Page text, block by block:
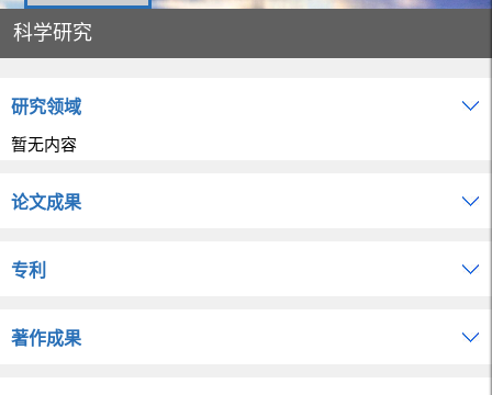
科学研究
研究领域
暂无内容
论文成果
专利
著作成果